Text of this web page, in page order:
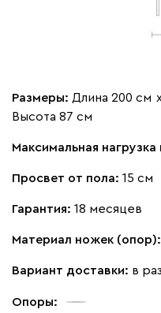
Размеры: Длина 200 см
Высота 87 см
Максимальная нагрузка
Просвет от пола: 15 см
Гарантия: 18 месяцев
Материал ножек (опор):
Вариант доставки: в
Опоры: